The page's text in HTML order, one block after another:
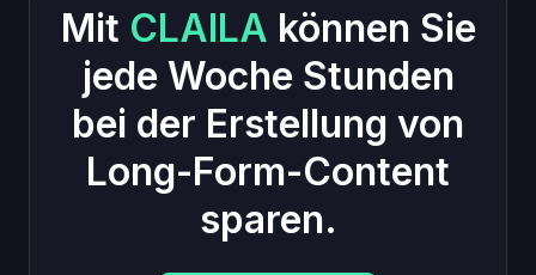
Mit CLAILA können Sie
jede Woche Stunden
bei der Erstellung von
Long-Form-Content
sparen.